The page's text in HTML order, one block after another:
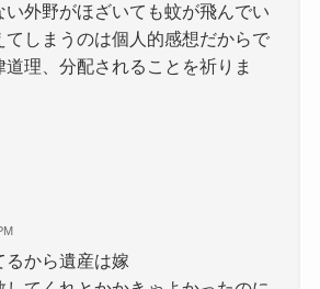
い外野がほざいても蚊が飛んでい
てしまうのは個人的感想だからで
道理、分配されることを祈りま
るから遺産は嫁